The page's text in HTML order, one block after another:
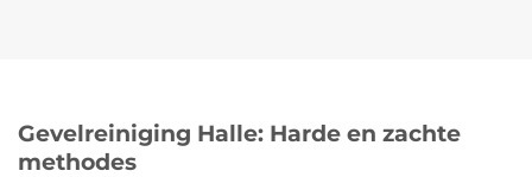
Gevelreiniging Halle: Harde en zachte
methodes